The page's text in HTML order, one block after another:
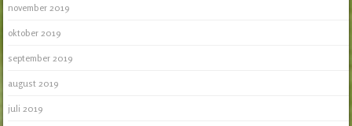
november 2019
oktober 2019
september 2019
august 2019
juli 2019